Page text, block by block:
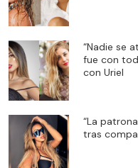
“Nadie se
fue con
con Uriel
“La
tras